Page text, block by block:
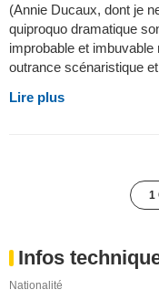
(Annie Ducaux, dont je
quiproquo dramatique
improbable et
outrance scénaristique
Lire plus
1
Infos
Nationalité